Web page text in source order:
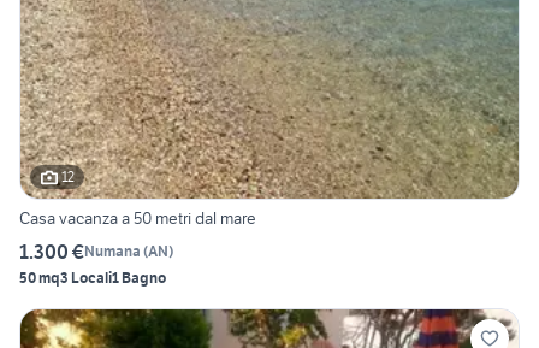
12
Casa vacanza a 50 metri dal mare
1.300 €Numana (AN)
50 mq3 Locali1 Bagno